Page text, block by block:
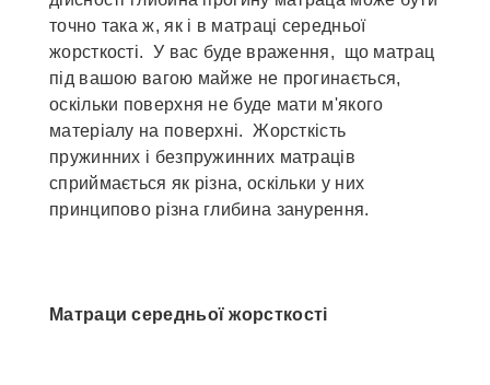
точно така ж, як і в матраці середньої
жорсткості. У вас буде враження, що матрац
під вашою вагою майже не прогинається,
оскільки поверхня не буде мати м'якого
матеріалу на поверхні. Жорсткість
пружинних і безпружинних матраців
сприймається як різна, оскільки у них
принципово різна глибина занурення.
Матраци середньої жорсткості